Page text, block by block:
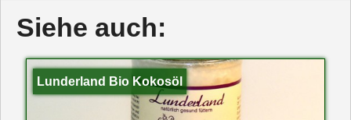
Siehe auch:
Lunderland Bio Kokosöl